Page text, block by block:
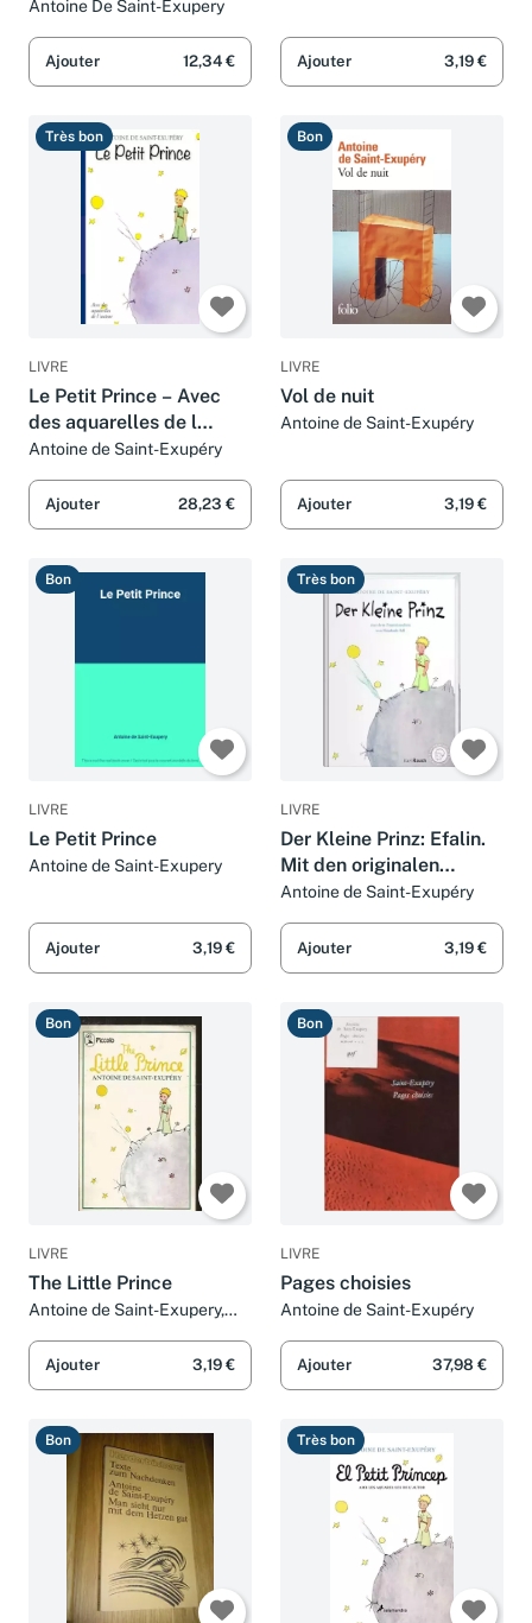
Ausgabe
Antoine De Saint-Exupery
Ajouter 12,34 € Ajouter 3,19 €
Très bon
LIVRE
Le Petit Prince – Avec
des aquarelles de l
´auteur (French Edition)
Antoine de Saint-Exupéry
Ajouter 28,23 €
Bon
LIVRE
Vol de nuit
Antoine de Saint-Exupéry
Ajouter 3,19 €
Bon
LIVRE
Le Petit Prince
Antoine de Saint-Exupery
Ajouter 3,19 €
Très bon
LIVRE
Der Kleine Prinz: Efalin.
Mit den originalen
Illustrationen: Mit
Zeichnungen des
Verfassers
Antoine de Saint-Exupéry
Ajouter 3,19 €
Bon
LIVRE
The Little Prince
Antoine de Saint-Exupery,
Katherine Woods
Ajouter 3,19 €
Bon
LIVRE
Pages choisies
Antoine de Saint-Exupéry
Ajouter 37,98 €
Bon Très bon